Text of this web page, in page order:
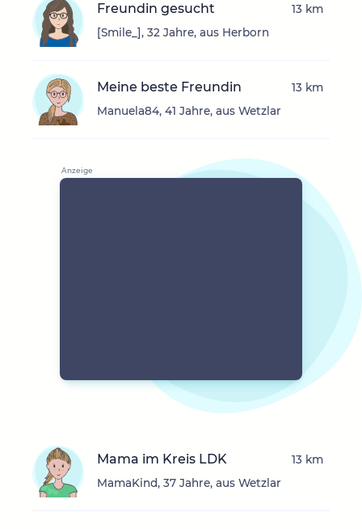
Freundin gesucht
[Smile_], 32 Jahre, aus Herborn
13 km
Meine beste Freundin
Manuela84, 41 Jahre, aus Wetzlar
13 km
Mama im Kreis LDK
MamaKind, 37 Jahre, aus Wetzlar
13 km